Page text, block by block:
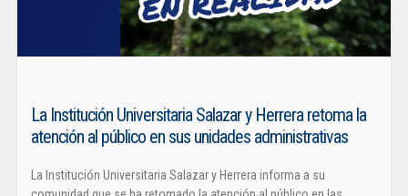
La Institución Universitaria Salazar y Herrera retoma la
atención al público en sus unidades administrativas
La Institución Universitaria Salazar y Herrera informa a su